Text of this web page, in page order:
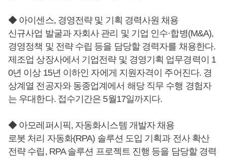
◆ 아이센스, 경영전략 및 기획 경력사원 채용
신규사업 발굴과 자회사 관리 및 기업 인수·합병(M&A),
경영정책 및 전략 수립 등을 담당할 경력자를 채용한다.
제조업 상장사에서 기업전략 및 경영기획 업무경력이 1
0년 이상 15년 이하인 자에게 지원자격이 주어진다. 경
상계열 전공자와 동종업계에서 해당 직무 수행 경험자
는 우대한다. 접수기간은 5월17일까지다.
◆ 아모레퍼시픽, 자동화시스템 개발자 채용
로봇 처리 자동화(RPA) 솔루션 도입 기획과 전사 확산
전략 수립, RPA 솔루션 프로젝트 진행 등을 담당할 경력